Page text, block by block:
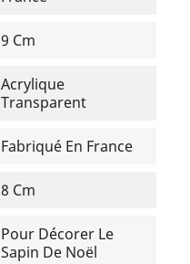
9 Cm
Acrylique
Transparent
Fabriqué En France
8 Cm
Pour Décorer Le
Sapin De Noël